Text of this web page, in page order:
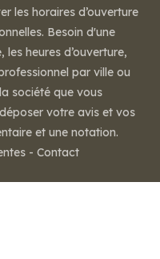
les horaires d’ouverture
Besoin d'une
heures d’ouverture,
par ville ou
société que vous
votre avis et vos
et une notation.
- Contact